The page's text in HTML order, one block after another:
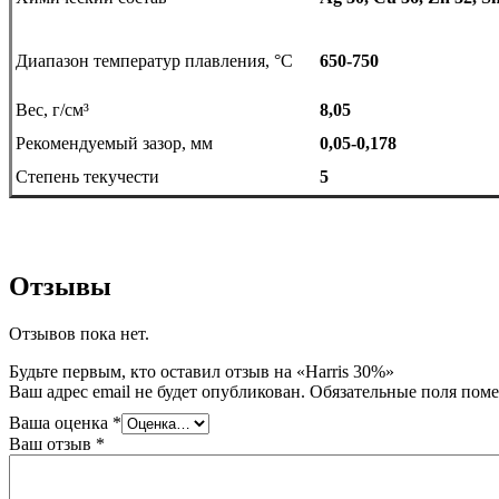
Диапазон температур плавления, °C 650-750
Вес, г/см³
8,05
Рекомендуемый зазор, мм
0,05-0,178
Степень текучести
5
Отзывы
Отзывов пока нет.
Будьте первым, кто оставил отзыв на «Harris 30%»
Ваш адрес email не будет опубликован. Обязательные поля
Ваша оценка *
Ваш отзыв *